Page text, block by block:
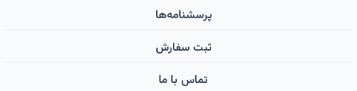
پرسشنامه‌ها
ثبت سفارش
تماس با ما